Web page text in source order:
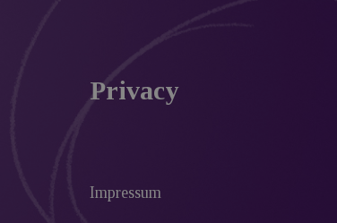
Privacy
Impressum